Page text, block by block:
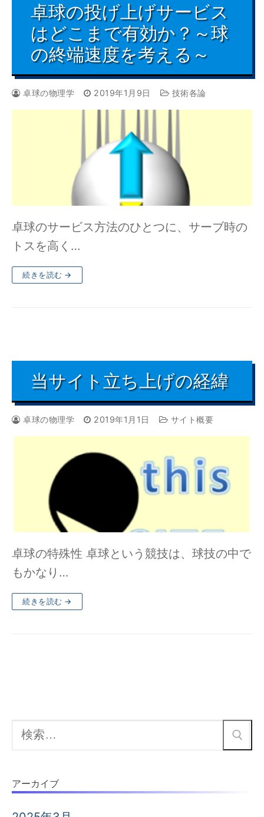
卓球の投げ上げサービス
はどこまで有効か？～球
の終端速度を考える～
卓球の物理学 2019年1月9日 技術各論
卓球のサービス方法のひとつに、サーブ時の
トスを高く…
続きを読む →
当サイト立ち上げの経緯
卓球の物理学 2019年1月1日 サイト概要
卓球の特殊性 卓球という競技は、球技の中で
もかなり…
続きを読む →
検
索:
アーカイブ